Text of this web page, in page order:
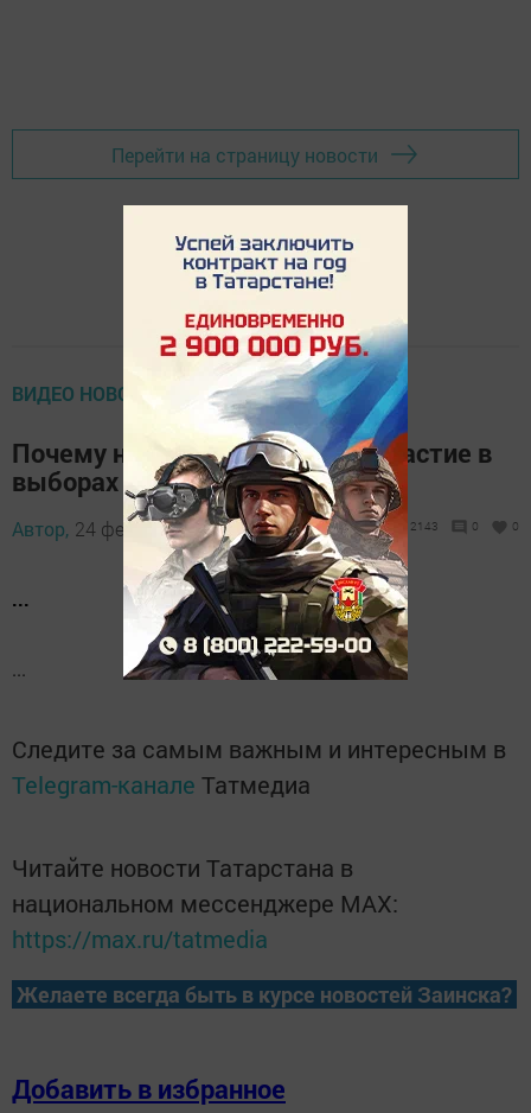
Перейти на страницу новости
ВИДЕО НОВОСТИ (НОВОЕ)
Почему необходимо принять участие в
выборах Президента РФ?
Автор, 24 февраля 2018 - 17:17 2143 0 0
...
...
Следите за самым важным и интересным в
Telegram-канале Татмедиа
Читайте новости Татарстана в
национальном мессенджере MАХ:
https://max.ru/tatmedia
Желаете всегда быть в курсе новостей Заинска?
Добавить в избранное